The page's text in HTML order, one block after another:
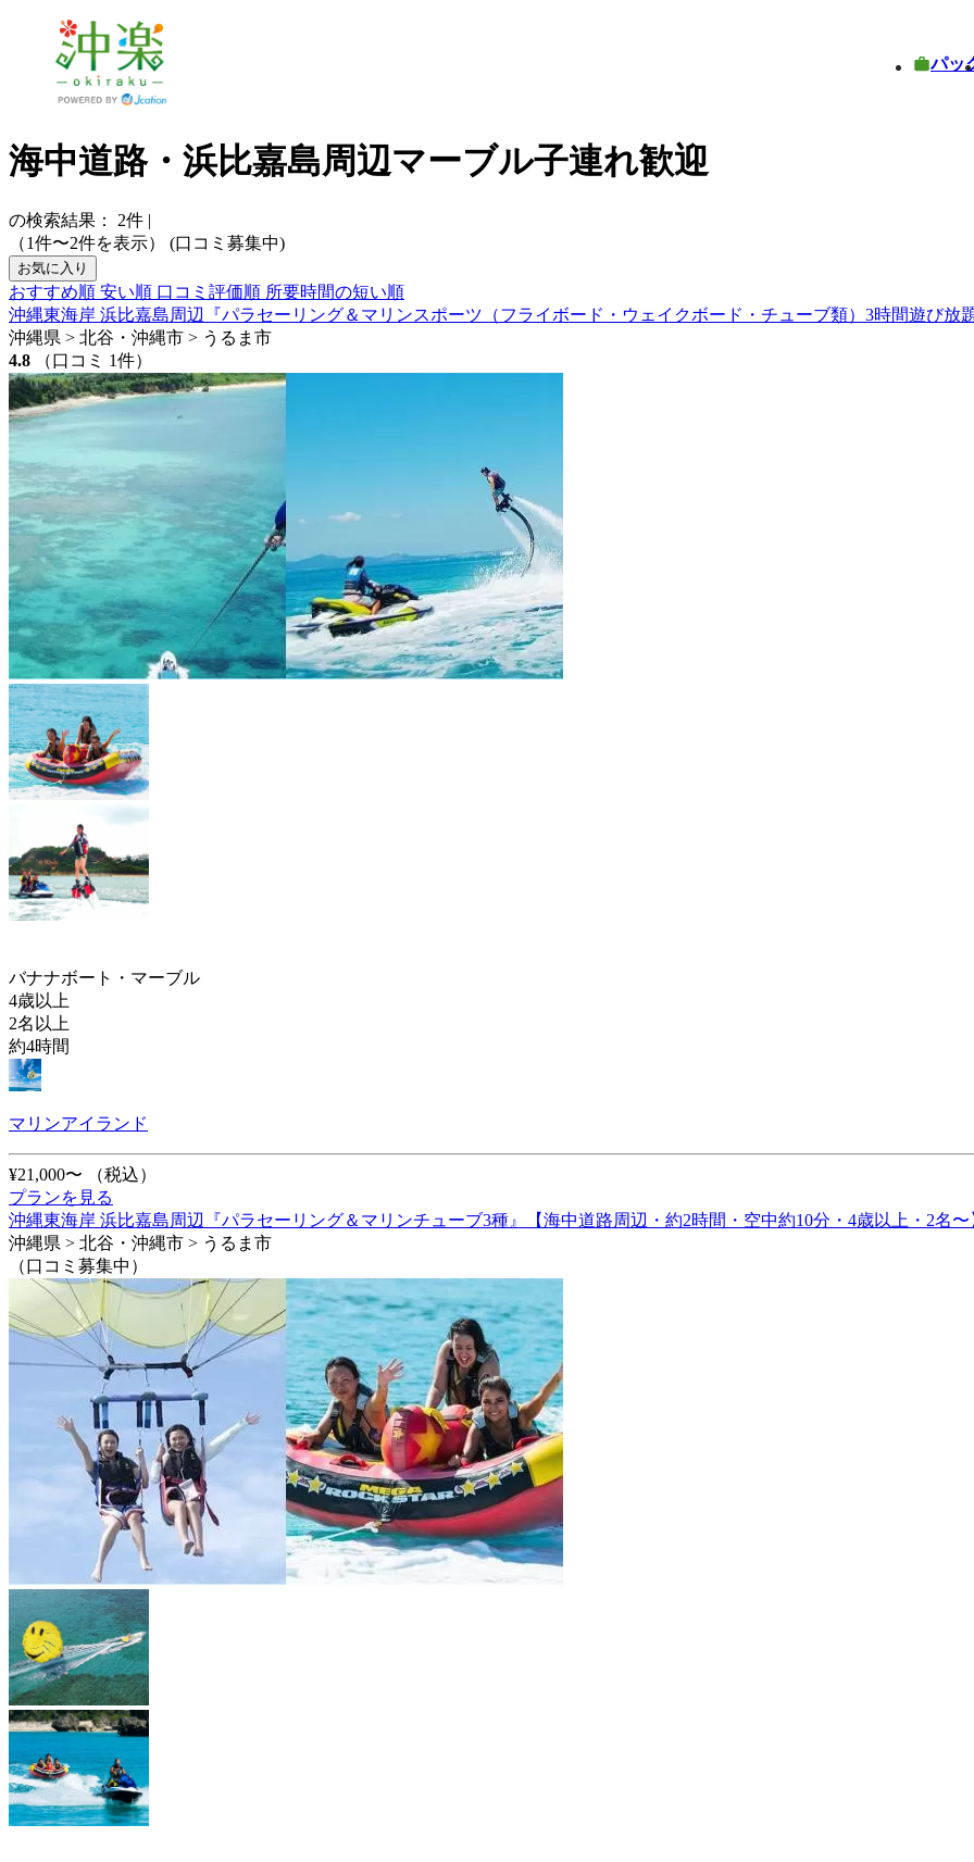
パッ
海中道路・浜比嘉島周辺マーブル子連れ歓迎
の検索結果： 2件 |
（1件〜2件を表示）
(口コミ募集中)
お気に入り
おすすめ順 安い順 口コミ評価順 所要時間の短い順
沖縄東海岸 浜比嘉島周辺『パラセーリング＆マリンスポーツ（フライボード・ウェイクボード・チューブ類）3時間遊び放
沖縄県 > 北谷・沖縄市 > うるま市
4.8
（口コミ 1件）
バナナボート・マーブル
4歳以上
2名以上
約4時間
マリンアイランド
¥21,000〜
（税込）
プランを見る
沖縄東海岸 浜比嘉島周辺『パラセーリング＆マリンチューブ3種』【海中道路周辺・約2時間・空中約10分・4歳以上・2名〜
沖縄県 > 北谷・沖縄市 > うるま市
（口コミ募集中）